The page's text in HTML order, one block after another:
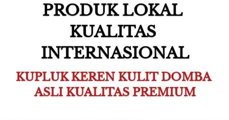
PRODUK LOKAL
KUALITAS
INTERNASIONAL
KUPLUK KEREN KULIT DOMBA
ASLI KUALITAS PREMIUM